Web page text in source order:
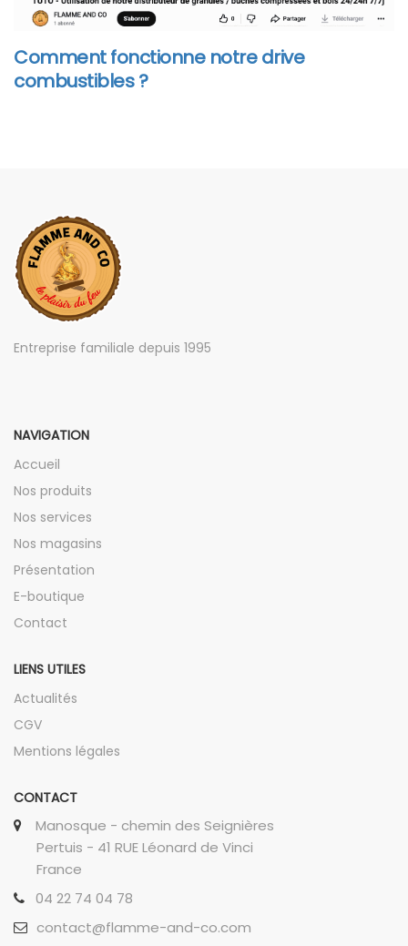
Comment fonctionne notre drive
combustibles ?
Entreprise familiale depuis 1995
NAVIGATION
Accueil
Nos produits
Nos services
Nos magasins
Présentation
E-boutique
Contact
LIENS UTILES
Actualités
CGV
Mentions légales
CONTACT
Manosque - chemin des Seignières
Pertuis - 41 RUE Léonard de Vinci
France
04 22 74 04 78
contact@flamme-and-co.com